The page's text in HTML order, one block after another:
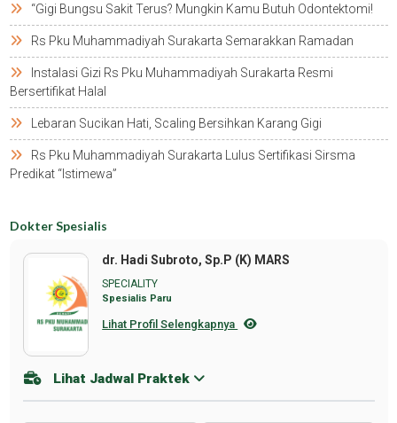
“gigi Bungsu Sakit Terus? Mungkin Kamu Butuh Odontektomi!
Rs Pku Muhammadiyah Surakarta Semarakkan Ramadan
Instalasi Gizi Rs Pku Muhammadiyah Surakarta Resmi
Bersertifikat Halal
Lebaran Sucikan Hati, Scaling Bersihkan Karang Gigi
Rs Pku Muhammadiyah Surakarta Lulus Sertifikasi Sirsma
Predikat “istimewa”
Dokter Spesialis
dr. Hadi Subroto, Sp.P (K) MARS
SPECIALITY
Spesialis Paru
Lihat Profil Selengkapnya
Lihat Jadwal Praktek